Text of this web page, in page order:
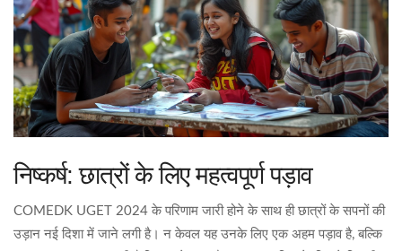
निष्कर्ष: छात्रों के लिए महत्वपूर्ण पड़ाव
COMEDK UGET 2024 के परिणाम जारी होने के साथ ही छात्रों के सपनों की
उड़ान नई दिशा में जाने लगी है। न केवल यह उनके लिए एक अहम पड़ाव है, बल्कि